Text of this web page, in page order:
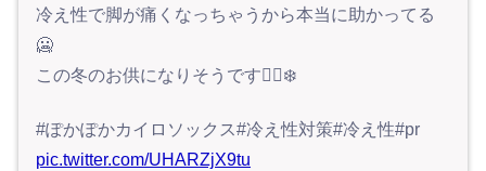
冷え性で脚が痛くなっちゃうから本当に助かってる
🥶
この冬のお供になりそうです🙆‍♀️❄️
#ぽかぽかカイロソックス#冷え性対策#冷え性#pr
pic.twitter.com/UHARZjX9tu